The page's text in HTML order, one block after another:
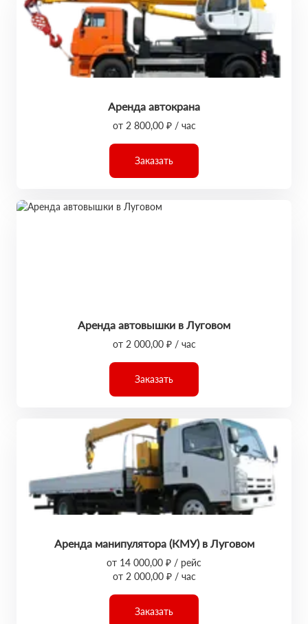
Аренда автокрана
от 2 800,00 ₽ / час
Заказать
Аренда автовышки в Луговом
от 2 000,00 ₽ / час
Заказать
Аренда манипулятора (КМУ) в Луговом
от 14 000,00 ₽ / рейс
от 2 000,00 ₽ / час
Заказать